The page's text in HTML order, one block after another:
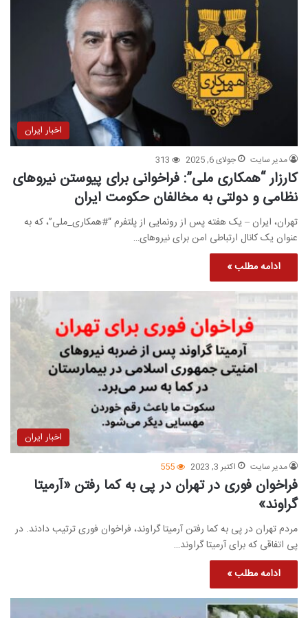
اخبار ایران
مدیر سایت جولای 6, 2025 313
کارزار “همکاری ملی”: فراخوانی برای پیوستن نیروهای
نظامی و دولتی به مخالفان حکومت ایران
تهران، ایران – یک هفته پس از رونمایی از پلتفرم “#همکاری_ملی”، که به
عنوان یک کانال ارتباطی امن برای نیروهای…
ادامه مطلب »
اخبار ایران
مدیر سایت اکتبر 3, 2023 555
فراخوان فوری در تهران در پی به کما رفتن «آرمیتا
گراوند»
مردم تهران در پی به کما رفتن آرمیتا گراوند، فراخوان فوری ترتیب دادند. در
پی اتفاقی که برای آرمیتا گراوند…
ادامه مطلب »